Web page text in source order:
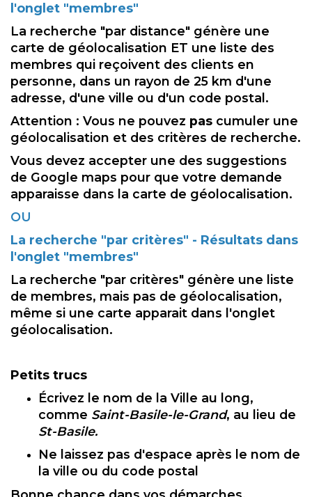
l'onglet "membres"
La recherche "par distance" génère une
carte de géolocalisation ET une liste des
membres qui reçoivent des clients en
personne, dans un rayon de 25 km d'une
adresse, d'une ville ou d'un code postal.
Attention : Vous ne pouvez pas cumuler une
géolocalisation et des critères de recherche.
Vous devez accepter une des suggestions
de Google maps pour que votre demande
apparaisse dans la carte de géolocalisation.
OU
La recherche "par critères" - Résultats dans
l'onglet "membres"
La recherche "par critères" génère une liste
de membres, mais pas de géolocalisation,
même si une carte apparait dans l'onglet
géolocalisation.
Petits trucs
Écrivez le nom de la Ville au long,
comme Saint-Basile-le-Grand, au lieu de
St-Basile.
Ne laissez pas d'espace après le nom de
la ville ou du code postal